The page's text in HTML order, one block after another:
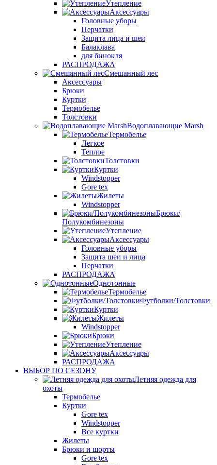
Утепление
Аксессуары
Головные уборы
Перчатки
Защита лица и шеи
Балаклава
для бинокля
РАСПРОДАЖА
Смешанный лес
Аксессуары
Брюки
Куртки
Термобелье
Толстовки
Водоплавающие Marsh
Термобелье
Легкое
Теплое
Толстовки
Куртки
Windstopper
Gore tex
Жилеты
Windstopper
Брюки/
Полукомбинезоны
Утепление
Аксессуары
Головные уборы
Защита шеи и лица
Перчатки
РАСПРОДАЖА
Однотонные
Термобелье
Футболки/Толстовки
Куртки
Жилеты
Windstopper
Брюки
Утепление
Аксессуары
РАСПРОДАЖА
ВЫБОР ПО СЕЗОНУ
Летняя одежда для
охоты
Термобелье
Куртки
Gore tex
Windstopper
Все куртки
Жилеты
Брюки и шорты
Gore tex